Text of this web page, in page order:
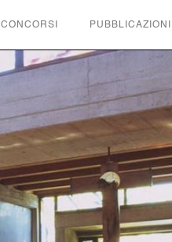
CONCORSI PUBBLICAZIONI